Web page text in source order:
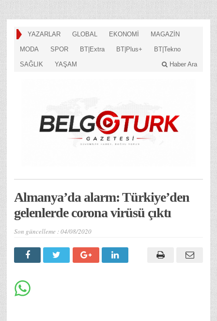
YAZARLAR GLOBAL EKONOMİ MAGAZİN
MODA SPOR BT|Extra BT|Plus+ BT|Tekno
SAĞLIK YAŞAM Haber Ara
Almanya’da alarm: Türkiye’den
gelenlerde corona virüsü çıktı
Son güncelleme :04/08/2020